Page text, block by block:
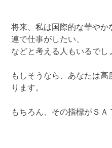
将来、私は国際的な華やか
連で仕事がしたい、
などと考える人もいるでし
もしそうなら、あなたは
ります。
もちろん、その指標がＳＡ